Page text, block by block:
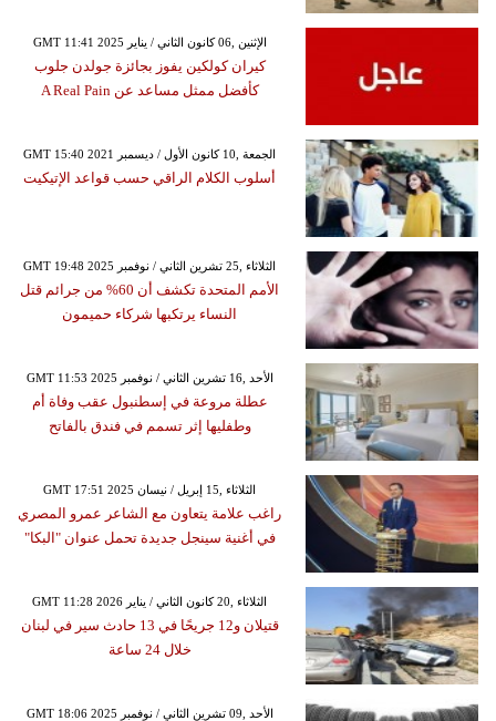
GMT 11:41 2025 الإثنين ,06 كانون الثاني / يناير
كيران كولكين يفوز بجائزة جولدن جلوب
كأفضل ممثل مساعد عن A Real Pain
GMT 15:40 2021 الجمعة ,10 كانون الأول / ديسمبر
أسلوب الكلام الراقي حسب قواعد الإتيكيت
GMT 19:48 2025 الثلاثاء ,25 تشرين الثاني / نوفمبر
الأمم المتحدة تكشف أن 60% من جرائم قتل
النساء يرتكبها شركاء حميمون
GMT 11:53 2025 الأحد ,16 تشرين الثاني / نوفمبر
عطلة مروعة في إسطنبول عقب وفاة أم
وطفليها إثر تسمم في فندق بالفاتح
GMT 17:51 2025 الثلاثاء ,15 إبريل / نيسان
راغب علامة يتعاون مع الشاعر عمرو المصري
في أغنية سينجل جديدة تحمل عنوان "البكا"
GMT 11:28 2026 الثلاثاء ,20 كانون الثاني / يناير
قتيلان و12 جريحًا في 13 حادث سير في لبنان
خلال 24 ساعة
GMT 18:06 2025 الأحد ,09 تشرين الثاني / نوفمبر